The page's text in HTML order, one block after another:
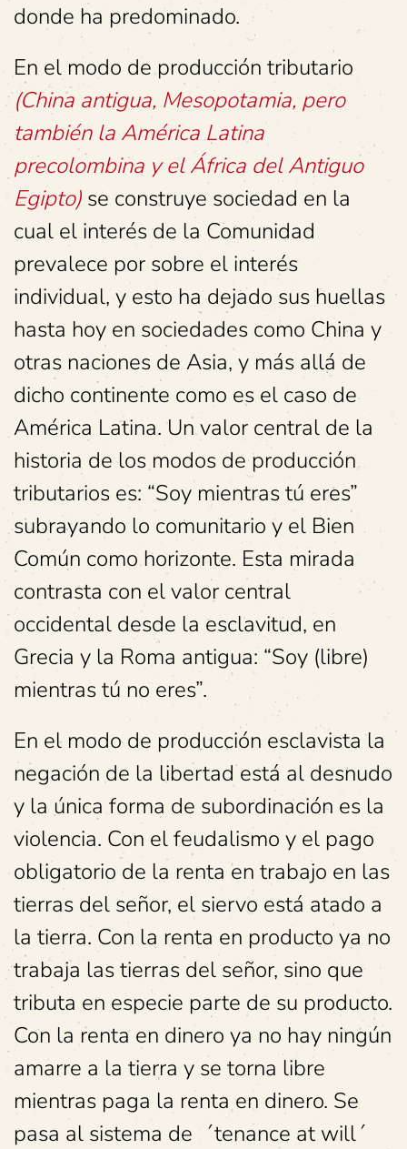
donde ha predominado.
En el modo de producción tributario
(China antigua, Mesopotamia, pero
también la América Latina
precolombina y el África del Antiguo
Egipto) se construye sociedad en la
cual el interés de la Comunidad
prevalece por sobre el interés
individual, y esto ha dejado sus huellas
hasta hoy en sociedades como China y
otras naciones de Asia, y más allá de
dicho continente como es el caso de
América Latina. Un valor central de la
historia de los modos de producción
tributarios es: “Soy mientras tú eres”
subrayando lo comunitario y el Bien
Común como horizonte. Esta mirada
contrasta con el valor central
occidental desde la esclavitud, en
Grecia y la Roma antigua: “Soy (libre)
mientras tú no eres”.
En el modo de producción esclavista la
negación de la libertad está al desnudo
y la única forma de subordinación es la
violencia. Con el feudalismo y el pago
obligatorio de la renta en trabajo en las
tierras del señor, el siervo está atado a
la tierra. Con la renta en producto ya no
trabaja las tierras del señor, sino que
tributa en especie parte de su producto.
Con la renta en dinero ya no hay ningún
amarre a la tierra y se torna libre
mientras paga la renta en dinero. Se
pasa al sistema de ´tenance at will´